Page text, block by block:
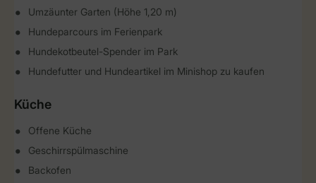
Umzäunter Garten (Höhe 1,20 m)
Hundeparcours im Ferienpark
Hundekotbeutel-Spender im Park
Hundefutter und Hundeartikel im Minishop zu kaufen
Küche
Offene Küche
Geschirrspülmaschine
Backofen